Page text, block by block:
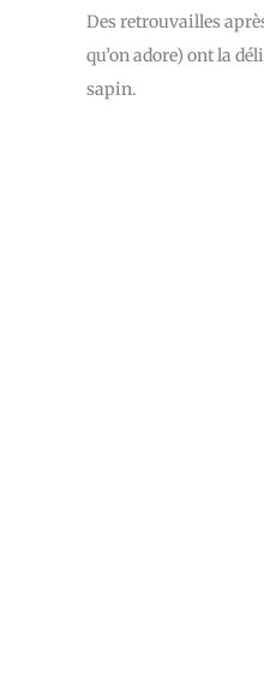
Des retrouvailles
qu’on adore) ont la
sapin.